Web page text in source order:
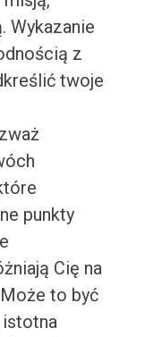
Wykazanie
z
twoje
punkty
Cię na
to być